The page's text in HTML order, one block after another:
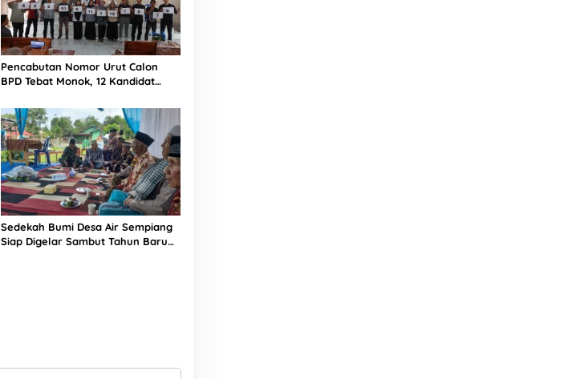
Pencabutan Nomor Urut Calon
BPD Tebat Monok, 12 Kandidat
Sedekah Bumi Desa Air Sempiang
Siap Digelar Sambut Tahun Baru